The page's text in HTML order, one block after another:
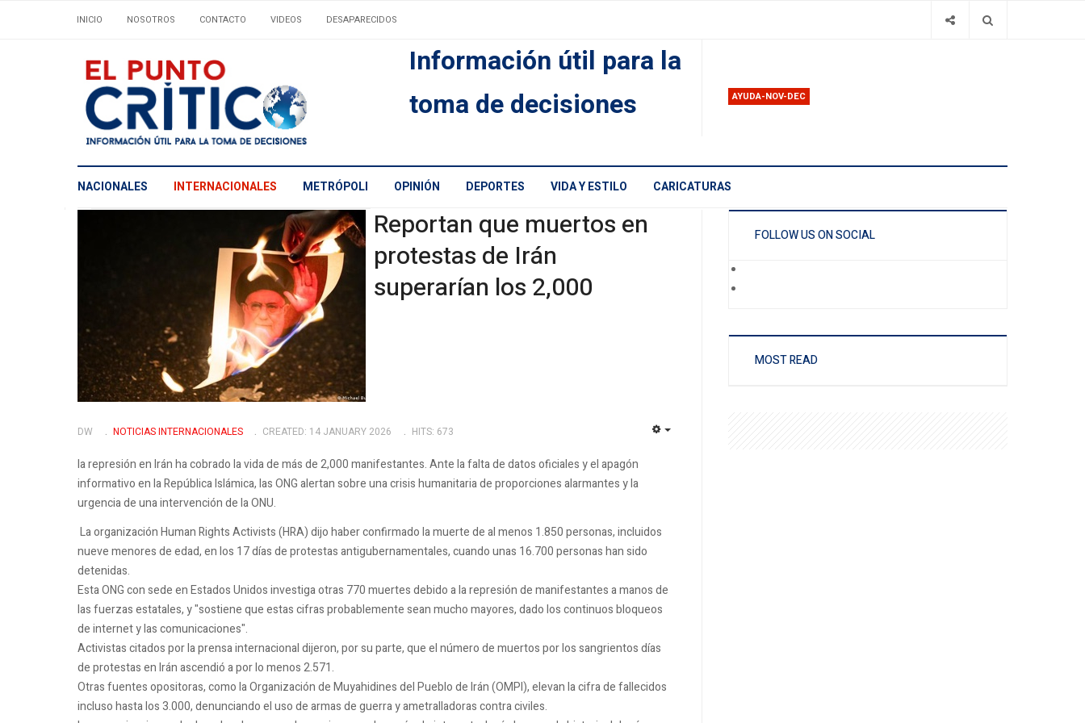
INICIO NOSOTROS CONTACTO VIDEOS DESAPARECIDOS
Información útil para la
toma de decisiones
AYUDA-NOV-DEC
NACIONALES INTERNACIONALES METRÓPOLI OPINIÓN DEPORTES VIDA Y ESTILO CARICATURAS
Reportan que muertos en
protestas de Irán
superarían los 2,000
DW NOTICIAS INTERNACIONALES CREATED: 14 JANUARY 2026 HITS: 673
la represión en Irán ha cobrado la vida de más de 2,000 manifestantes. Ante la falta de datos oficiales y el apagón
informativo en la República Islámica, las ONG alertan sobre una crisis humanitaria de proporciones alarmantes y la
urgencia de una intervención de la ONU.
La organización Human Rights Activists (HRA) dijo haber confirmado la muerte de al menos 1.850 personas, incluidos
nueve menores de edad, en los 17 días de protestas antigubernamentales, cuando unas 16.700 personas han sido
detenidas.
Esta ONG con sede en Estados Unidos investiga otras 770 muertes debido a la represión de manifestantes a manos de
las fuerzas estatales, y "sostiene que estas cifras probablemente sean mucho mayores, dado los continuos bloqueos
de internet y las comunicaciones".
Activistas citados por la prensa internacional dijeron, por su parte, que el número de muertos por los sangrientos días
de protestas en Irán ascendió a por lo menos 2.571.
Otras fuentes opositoras, como la Organización de Muyahidines del Pueblo de Irán (OMPI), elevan la cifra de fallecidos
incluso hasta los 3.000, denunciando el uso de armas de guerra y ametralladoras contra civiles.
FOLLOW US ON SOCIAL
MOST READ